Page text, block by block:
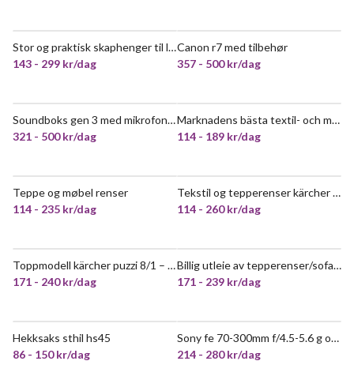
Stor og praktisk skaphenger til leie
143 - 299 kr/dag
Canon r7 med tilbehør
357 - 500 kr/dag
Soundboks gen 3 med mikrofon, og backstrap
321 - 500 kr/dag
VELDIG POPULÆR
Marknadens bästa textil- och mattvätt – kärcher puzzi 8/1
114 - 189 kr/dag
VELDIG POPULÆR
Teppe og møbel renser
114 - 235 kr/dag
VELDIG POPULÆR
Tekstil og tepperenser kärcher puzzi 8
114 - 260 kr/dag
VELDIG POPULÆR
Toppmodell kärcher puzzi 8/1 – profesjonell sofa, teppe og tekstilrenser.
171 - 240 kr/dag
VELDIG POPULÆR
Billig utleie av tepperenser/sofarenser/bilrenser i kristiansand
171 - 239 kr/dag
Hekksaks sthil hs45
86 - 150 kr/dag
POPULÆR
Sony fe 70-300mm f/4.5-5.6 g oss
214 - 280 kr/dag